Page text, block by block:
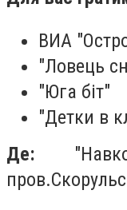
ВИА
"Ловець
"Юга біт"
"Детки в
Де: